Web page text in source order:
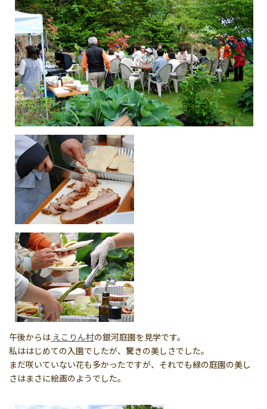
午後からは えこりん村の銀河庭園を見学です。
私ははじめての入園でしたが、驚きの美しさでした。
まだ咲いていない花も多かったですが、それでも緑の庭園の美し
さはまさに絵画のようでした。